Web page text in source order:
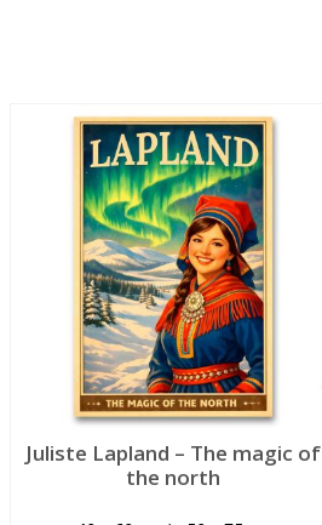
Juliste Lapland – The magic of
the north